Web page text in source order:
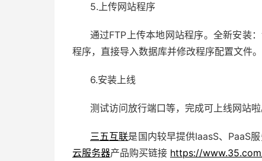
5.上传网站程序
通过FTP上传本地网站程序。全新安装
程序，直接导入数据库并修改程序配置文件。
6.安装上线
测试访问放行端口等，完成可上线网站啦
三五互联是国内较早提供IaasS、PaaS
云服务器产品购买链接 https://